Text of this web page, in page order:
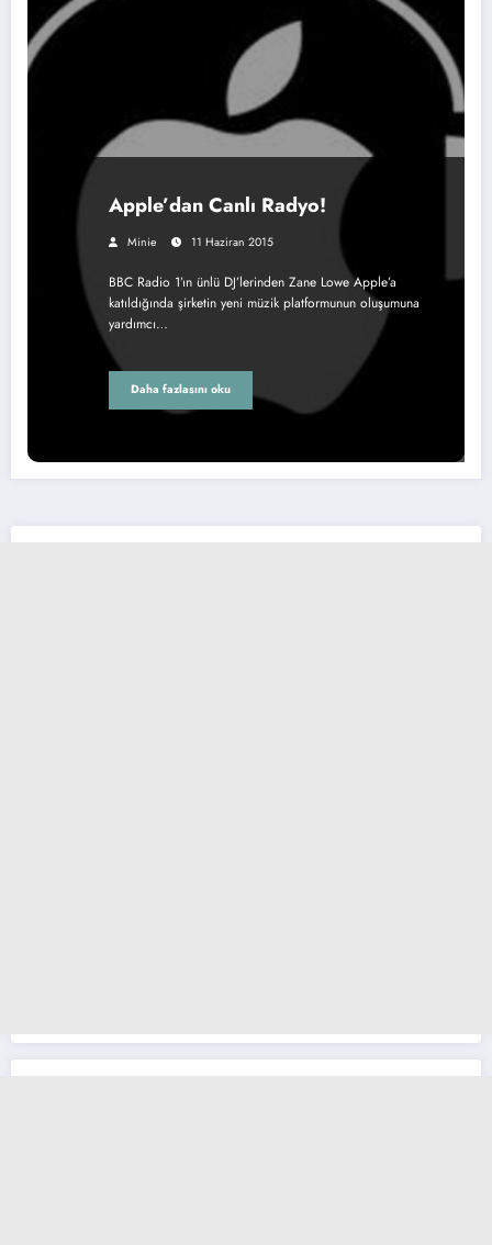
Apple’dan Canlı Radyo!
Minie 11 Haziran 2015
BBC Radio 1’ın ünlü DJ’lerinden Zane Lowe Apple’a
katıldığında şirketin yeni müzik platformunun oluşumuna
yardımcı…
Daha fazlasını oku